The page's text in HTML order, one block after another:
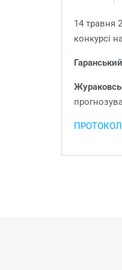
14 травня
конкурсі